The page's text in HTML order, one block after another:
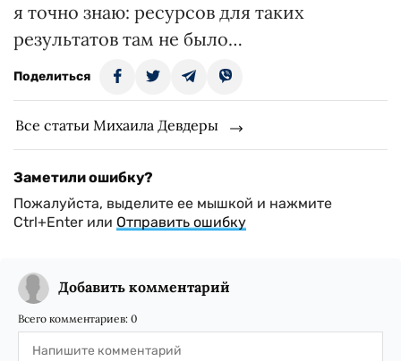
я точно знаю: ресурсов для таких
результатов там не было…
Поделиться
Все статьи Михаила Девдеры
Заметили ошибку?
Пожалуйста, выделите ее мышкой и нажмите
Ctrl+Enter или Отправить ошибку
Добавить комментарий
Всего комментариев: 0